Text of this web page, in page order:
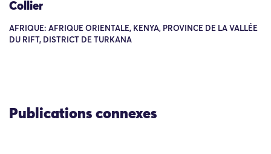
Collier
AFRIQUE: AFRIQUE ORIENTALE, KENYA, PROVINCE DE LA VALLÉE
DU RIFT, DISTRICT DE TURKANA
Publications connexes